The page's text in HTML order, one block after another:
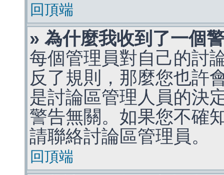
回頂端
» 為什麼我收到了一個
每個管理員對自己的討
反了規則，那麼您也許
是討論區管理人員的決
警告無關。如果您不確
請聯絡討論區管理員。
回頂端